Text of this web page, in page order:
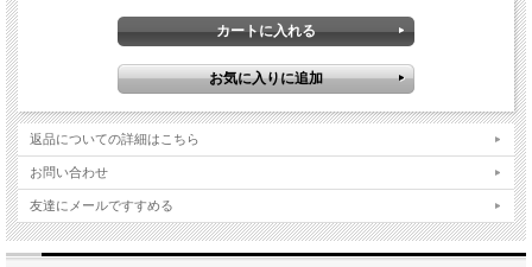
返品についての詳細はこちら
お問い合わせ
友達にメールですすめる